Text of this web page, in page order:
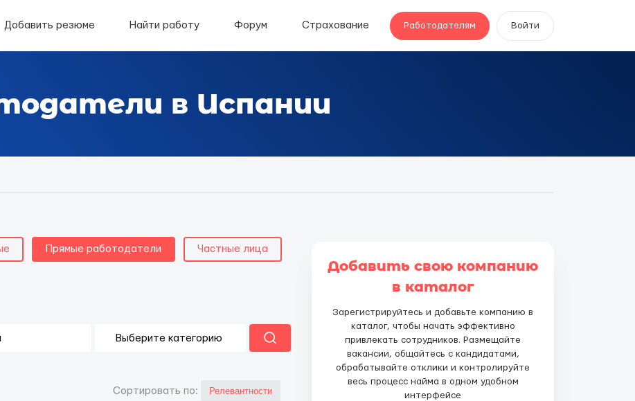
Добавить резюме Найти работу Форум Страхование Работодателям Войти
в Испании
Прямые работодатели Частные лица
Cортировать по:
Добавить свою компанию
в каталог
Зарегистрируйтесь и добавьте компанию в
каталог, чтобы начать эффективно
привлекать сотрудников. Размещайте
вакансии, общайтесь с кандидатами,
обрабатывайте отклики и контролируйте
весь процесс найма в одном удобном
интерфейсе